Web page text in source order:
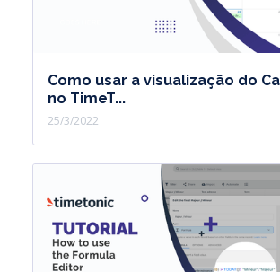
Como usar a visualização do
no TimeT...
25/3/2022